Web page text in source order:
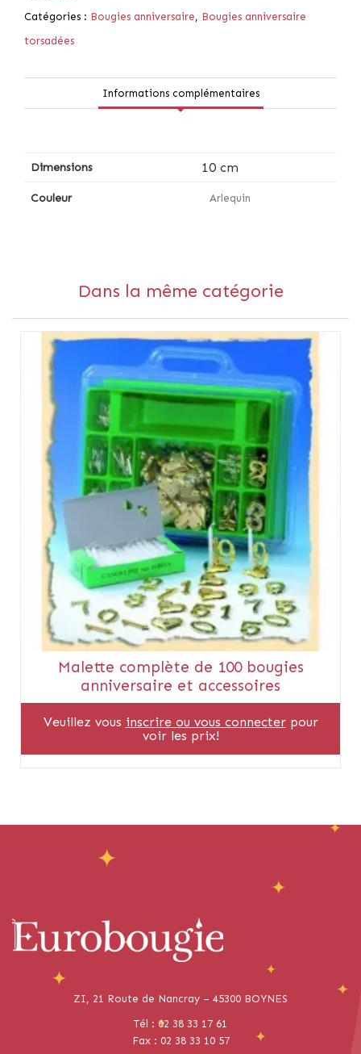
Catégories : Bougies anniversaire, Bougies anniversaire
torsadées
Informations complémentaires
Dimensions 10 cm
Couleur Arlequin
Dans la même catégorie
Malette complète de 100 bougies
anniversaire et accessoires
Veuillez vous inscrire ou vous connecterpour
voir les prix!
ZI, 21 Route de Nancray – 45300 BOYNES
Tél : 02 38 33 17 61
Fax : 02 38 33 10 57